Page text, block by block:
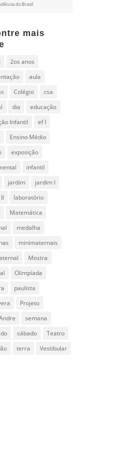
do Brasil
mais
2os anos
aula
Colégio
csa
dia
educação
Infantil
ef I
Ensino Médio
exposição
infantil
jardim
jardim I
laboratório
Matemática
medalha
minimaternais
Mostra
Olimpíada
paulista
Projeto
semana
sábado
Teatro
terra Vestibular